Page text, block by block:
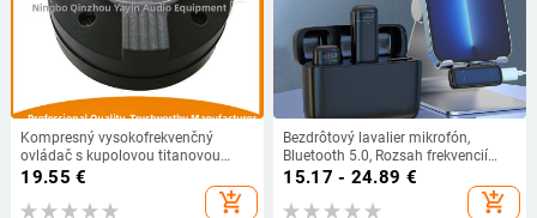
Kompresný vysokofrekvenčný
ovládač s kupolovou titanovou
membránou, vonkajší magnetický
19.55 €
add_shopping_cart
Bezdrôtový lavalier mikrofón,
Bluetooth 5.0, Rozsah frekvencií
100 Hz–20 kHz, SNR ≥70 dB,
15.17 - 24.89 €
add_shopping_cart